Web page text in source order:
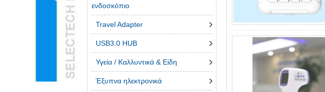
ενδοσκόπιο
Travel Adapter
USB3.0 HUB
Υγεία / Καλλυντικά & Είδη
Έξυπνα ηλεκτρονικά